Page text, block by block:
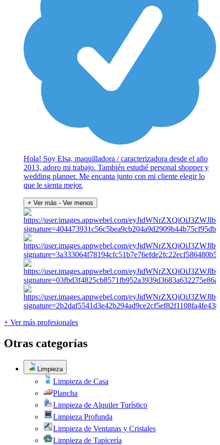
Hola! Soy Elsa, maquilladora / caracterizadora desde el año
2013, adoro mi trabajo. También estudié personal shopper y
wedding planner. Me encanta junto con mi cliente elegir lo
que le sienta mejor.
+ Ver más - Ver menos
+ Ver más profesionales
Otras categorías
Limpieza
Limpieza de Casa
Plancha
Limpieza de Alquiler Turístico
Limpieza Profunda
Limpieza de Ventanas y Cristales
Limpieza de Tapicería